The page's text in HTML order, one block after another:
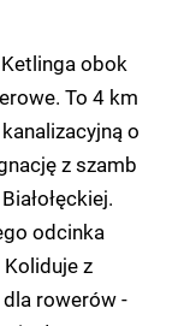
obok
To 4 km
o
z szamb
odcinka
z
rowerów -